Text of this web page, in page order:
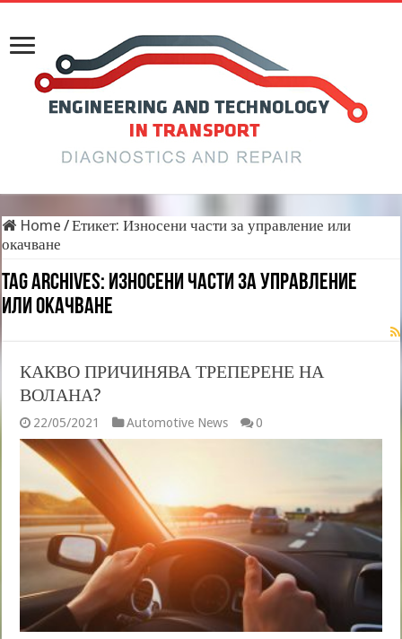
Home /Етикет:Износени части за управление или
окачване
Tag Archives: Износени части за управление
или окачване
КАКВО ПРИЧИНЯВА ТРЕПЕРЕНЕ НА
ВОЛАНА?
22/05/2021 Automotive News 0